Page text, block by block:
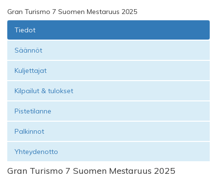
Gran Turismo 7 Suomen Mestaruus 2025
Tiedot
Säännöt
Kuljettajat
Kilpailut & tulokset
Pistetilanne
Palkinnot
Yhteydenotto
Gran Turismo 7 Suomen Mestaruus 2025